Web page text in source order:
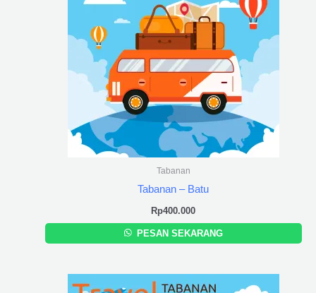
Tabanan
Tabanan – Batu
Rp400.000
PESAN SEKARANG